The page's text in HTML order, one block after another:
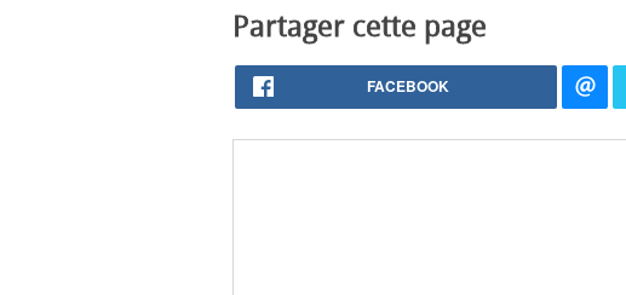
Partager cette page
FACEBOOK